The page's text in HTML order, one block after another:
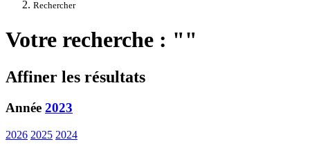
Rechercher
Votre recherche : ""
Affiner les résultats
Année 2023
2026 2025 2024